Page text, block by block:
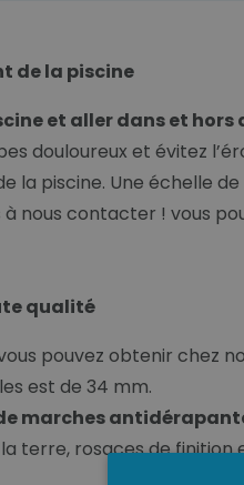
de la piscine
et aller dans et
douloureux et évitez
piscine. Une échelle
à nous contacter ! vous
qualité
pouvez obtenir chez
est de 34 mm.
marches
la terre, rosaces de